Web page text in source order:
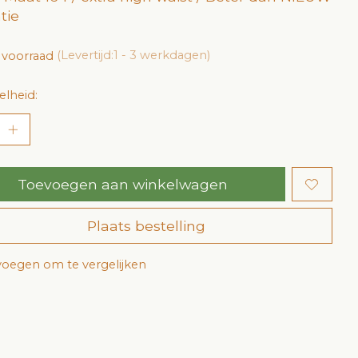
(Levertijd:1 - 3 werkdagen)
Toevoegen aan winkelwagen
Plaats bestelling
om te vergelijken